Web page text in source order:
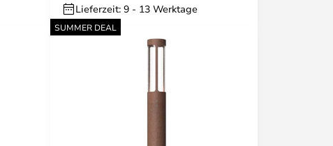
Lieferzeit: 9 - 13 Werktage
SUMMER DEAL